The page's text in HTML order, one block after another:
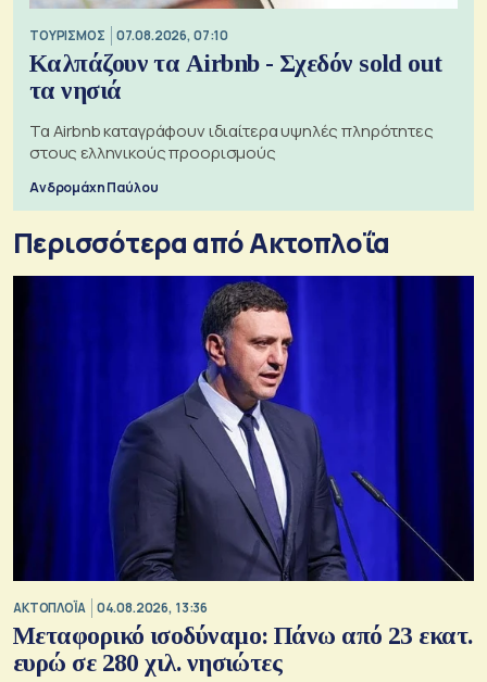
ΤΟΥΡΙΣΜΟΣ 07.08.2026, 07:10
Καλπάζουν τα Airbnb - Σχεδόν sold out
τα νησιά
Τα Airbnb καταγράφουν ιδιαίτερα υψηλές πληρότητες
στους ελληνικούς προορισμούς
Ανδρομάχη Παύλου
Περισσότερα από Ακτοπλοΐα
ΑΚΤΟΠΛΟΪΑ 04.08.2026, 13:36
Μεταφορικό ισοδύναμο: Πάνω από 23 εκατ.
ευρώ σε 280 χιλ. νησιώτες